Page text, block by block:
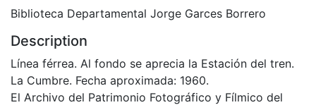
Biblioteca Departamental Jorge Garces Borrero
Description
Línea férrea. Al fondo se aprecia la Estación del tren.
La Cumbre. Fecha aproximada: 1960.
El Archivo del Patrimonio Fotográfico y Fílmico del